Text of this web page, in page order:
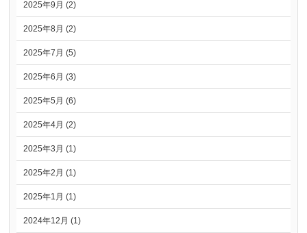
2025年9月 (2)
2025年8月 (2)
2025年7月 (5)
2025年6月 (3)
2025年5月 (6)
2025年4月 (2)
2025年3月 (1)
2025年2月 (1)
2025年1月 (1)
2024年12月 (1)